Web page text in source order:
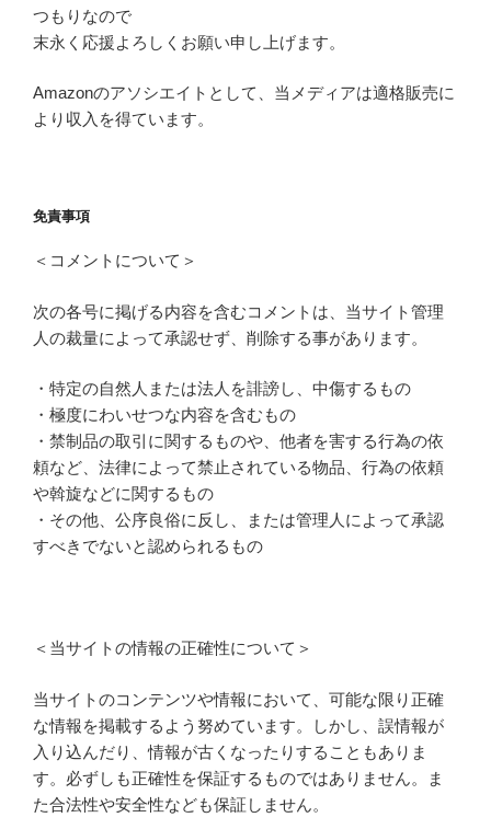
つもりなので
末永く応援よろしくお願い申し上げます。
Amazonのアソシエイトとして、当メディアは適格販売に
より収入を得ています。
免責事項
＜コメントについて＞
次の各号に掲げる内容を含むコメントは、当サイト管理
人の裁量によって承認せず、削除する事があります。
・特定の自然人または法人を誹謗し、中傷するもの
・極度にわいせつな内容を含むもの
・禁制品の取引に関するものや、他者を害する行為の依
頼など、法律によって禁止されている物品、行為の依頼
や斡旋などに関するもの
・その他、公序良俗に反し、または管理人によって承認
すべきでないと認められるもの
＜当サイトの情報の正確性について＞
当サイトのコンテンツや情報において、可能な限り正確
な情報を掲載するよう努めています。しかし、誤情報が
入り込んだり、情報が古くなったりすることもありま
す。必ずしも正確性を保証するものではありません。ま
た合法性や安全性なども保証しません。